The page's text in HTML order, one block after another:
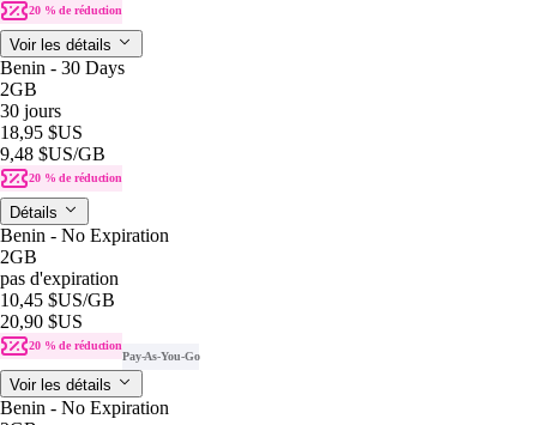
20 % de réduction
Voir les détails
Benin - 30 Days
2GB
30 jours
18,95 $US
9,48 $US/GB
20 % de réduction
Détails
Benin - No Expiration
2GB
pas d'expiration
10,45 $US/GB
20,90 $US
20 % de réduction
Pay-As-You-Go
Voir les détails
Benin - No Expiration